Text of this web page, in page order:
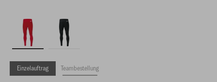
Einzelauftrag Teambestellung